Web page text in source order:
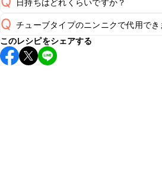
A
保存期間は冷蔵で翌日中が目安です。
し上がりください。
※日持ちは目安です。
Q チューブタイプのニンニクで代用でき
A
チューブタイプのニンニクを使用して
す。小さじ1を目安に加え、お好みの
このレシピをシェアする